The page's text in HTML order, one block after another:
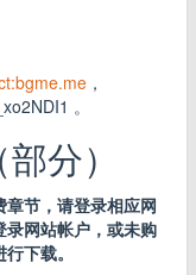
，
。
分）
节，请登录相应网
网站帐户，或未购
下载。